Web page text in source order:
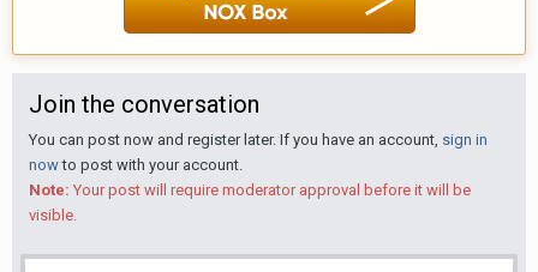
Join the conversation
You can post now and register later. If you have an account, sign in
nowto post with your account.
Note: Your post will require moderator approval before it will be
visible.